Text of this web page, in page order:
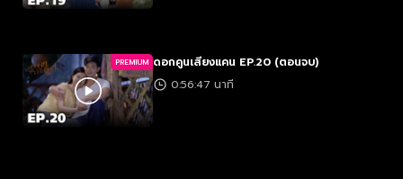
PREMIUM ดอกคูนเสียงแคน EP.20 (ตอนจบ)
0:56:47 นาที